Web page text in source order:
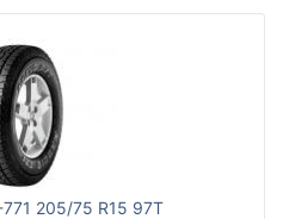
205/75 R15 97T